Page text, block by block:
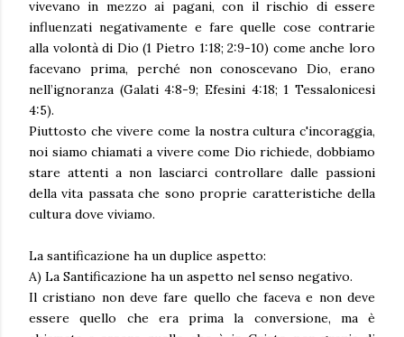
vivevano in mezzo ai pagani, con il rischio di essere
influenzati negativamente e fare quelle cose contrarie
alla volontà di Dio (1 Pietro 1:18; 2:9-10) come anche loro
facevano prima, perché non conoscevano Dio, erano
nell’ignoranza (Galati 4:8-9; Efesini 4:18; 1 Tessalonicesi
4:5).
Piuttosto che vivere come la nostra cultura c'incoraggia,
noi siamo chiamati a vivere come Dio richiede, dobbiamo
stare attenti a non lasciarci controllare dalle passioni
della vita passata che sono proprie caratteristiche della
cultura dove viviamo.
La santificazione ha un duplice aspetto:
A) La Santificazione ha un aspetto nel senso negativo.
Il cristiano non deve fare quello che faceva e non deve
essere quello che era prima la conversione, ma è